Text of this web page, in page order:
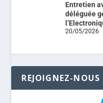
Entretien
déléguée
20/05/2026
REJOIGNEZ-NOUS